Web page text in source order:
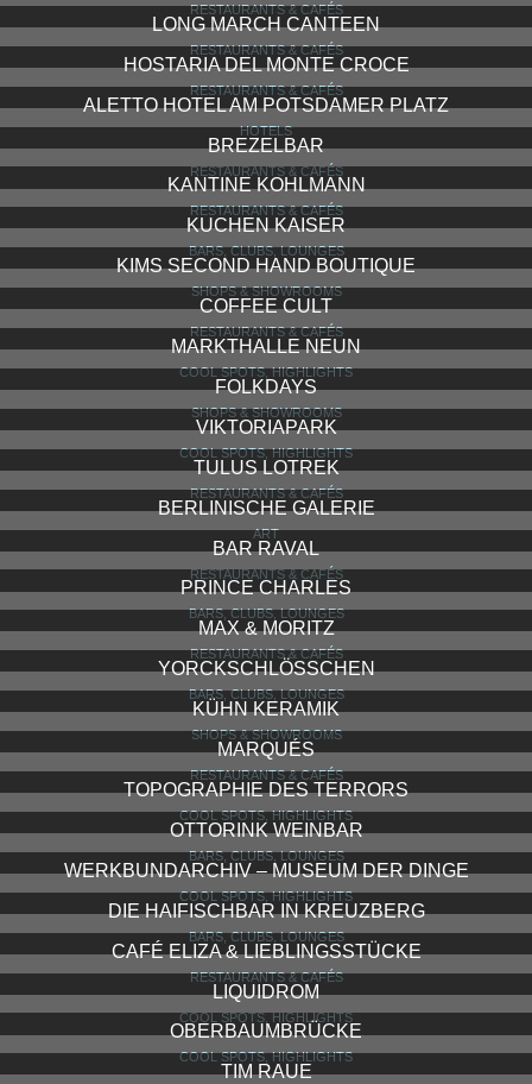
RESTAURANTS & CAFÉS
LONG MARCH CANTEEN
RESTAURANTS & CAFÉS
HOSTARIA DEL MONTE CROCE
RESTAURANTS & CAFÉS
ALETTO HOTEL AM POTSDAMER PLATZ
HOTELS
BREZELBAR
RESTAURANTS & CAFÉS
KANTINE KOHLMANN
RESTAURANTS & CAFÉS
KUCHEN KAISER
BARS, CLUBS, LOUNGES
KIMS SECOND HAND BOUTIQUE
SHOPS & SHOWROOMS
COFFEE CULT
RESTAURANTS & CAFÉS
MARKTHALLE NEUN
COOL SPOTS, HIGHLIGHTS
FOLKDAYS
SHOPS & SHOWROOMS
VIKTORIAPARK
COOL SPOTS, HIGHLIGHTS
TULUS LOTREK
RESTAURANTS & CAFÉS
BERLINISCHE GALERIE
ART
BAR RAVAL
RESTAURANTS & CAFÉS
PRINCE CHARLES
BARS, CLUBS, LOUNGES
MAX & MORITZ
RESTAURANTS & CAFÉS
YORCKSCHLÖSSCHEN
BARS, CLUBS, LOUNGES
KÜHN KERAMIK
SHOPS & SHOWROOMS
MARQUÉS
RESTAURANTS & CAFÉS
TOPOGRAPHIE DES TERRORS
COOL SPOTS, HIGHLIGHTS
OTTORINK WEINBAR
BARS, CLUBS, LOUNGES
WERKBUNDARCHIV – MUSEUM DER DINGE
COOL SPOTS, HIGHLIGHTS
DIE HAIFISCHBAR IN KREUZBERG
BARS, CLUBS, LOUNGES
CAFÉ ELIZA & LIEBLINGSSTÜCKE
RESTAURANTS & CAFÉS
LIQUIDROM
COOL SPOTS, HIGHLIGHTS
OBERBAUMBRÜCKE
COOL SPOTS, HIGHLIGHTS
TIM RAUE